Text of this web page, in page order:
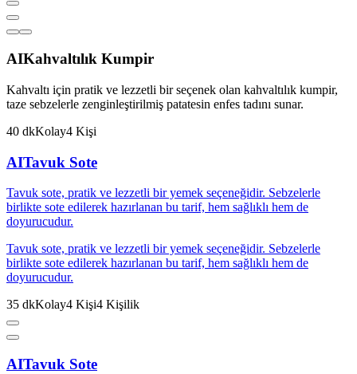
AIKahvaltılık Kumpir
Kahvaltı için pratik ve lezzetli bir seçenek olan kahvaltılık kumpir,
taze sebzelerle zenginleştirilmiş patatesin enfes tadını sunar.
40 dkKolay4 Kişi
AITavuk Sote
Tavuk sote, pratik ve lezzetli bir yemek seçeneğidir. Sebzelerle
birlikte sote edilerek hazırlanan bu tarif, hem sağlıklı hem de
doyurucudur.
Tavuk sote, pratik ve lezzetli bir yemek seçeneğidir. Sebzelerle
birlikte sote edilerek hazırlanan bu tarif, hem sağlıklı hem de
doyurucudur.
35 dkKolay4 Kişi4 Kişilik
AITavuk Sote